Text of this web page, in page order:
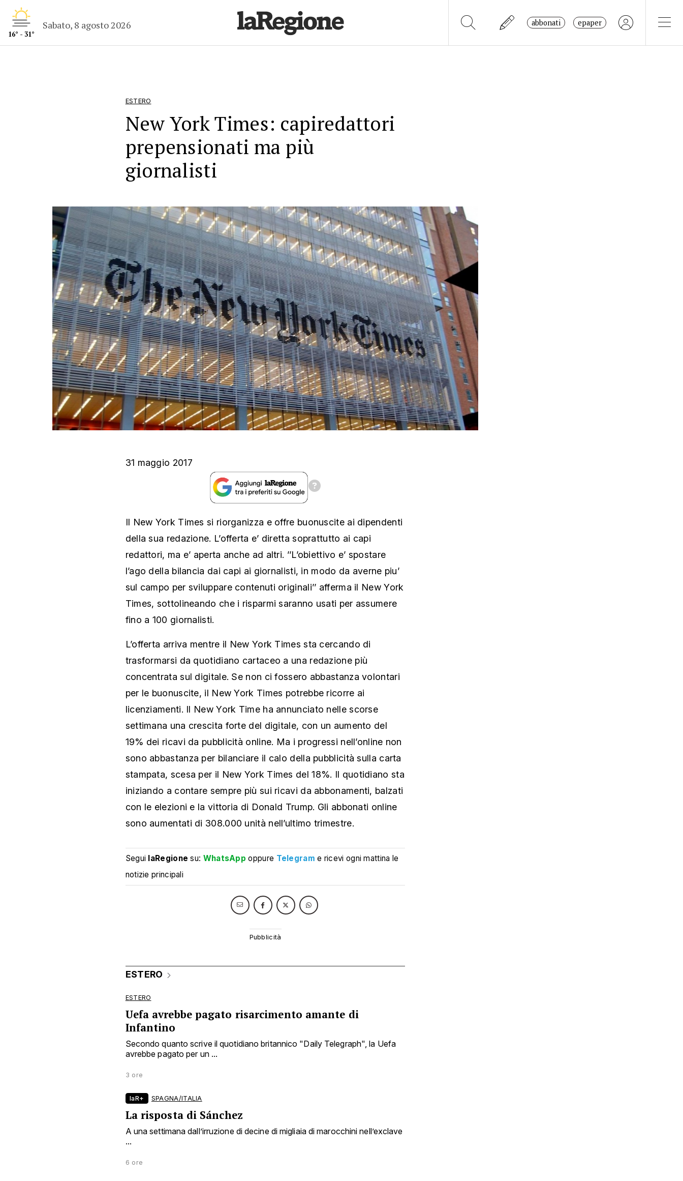
16° - 31°
Sabato, 8 agosto 2026 abbonati epaper
ESTERO
New York Times: capiredattori
prepensionati ma più
giornalisti
31 maggio 2017
Il New York Times si riorganizza e offre buonuscite ai dipendenti
della sua redazione. L’offerta e’ diretta soprattutto ai capi
redattori, ma e’ aperta anche ad altri. ’’L’obiettivo e’ spostare
l’ago della bilancia dai capi ai giornalisti, in modo da averne piu’
sul campo per sviluppare contenuti originali’’ afferma il New York
Times, sottolineando che i risparmi saranno usati per assumere
fino a 100 giornalisti.
L’offerta arriva mentre il New York Times sta cercando di
trasformarsi da quotidiano cartaceo a una redazione più
concentrata sul digitale. Se non ci fossero abbastanza volontari
per le buonuscite, il New York Times potrebbe ricorre ai
licenziamenti. Il New York Time ha annunciato nelle scorse
settimana una crescita forte del digitale, con un aumento del
19% dei ricavi da pubblicità online. Ma i progressi nell’online non
sono abbastanza per bilanciare il calo della pubblicità sulla carta
stampata, scesa per il New York Times del 18%. Il quotidiano sta
iniziando a contare sempre più sui ricavi da abbonamenti, balzati
con le elezioni e la vittoria di Donald Trump. Gli abbonati online
sono aumentati di 308.000 unità nell’ultimo trimestre.
Segui laRegione su: WhatsApp oppure Telegram e ricevi ogni mattina le
notizie principali
ESTERO
ESTERO
Uefa avrebbe pagato risarcimento amante di
Infantino
Secondo quanto scrive il quotidiano britannico "Daily Telegraph", la Uefa
avrebbe pagato per un ...
3 ore
laR+ SPAGNA/ITALIA
La risposta di Sánchez
A una settimana dall’irruzione di decine di migliaia di marocchini nell’exclave
...
6 ore